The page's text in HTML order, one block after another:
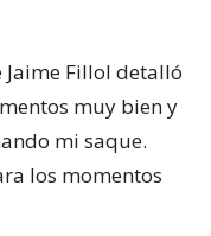
Jaime Fillol detalló
muy bien y
mi saque.
los momentos